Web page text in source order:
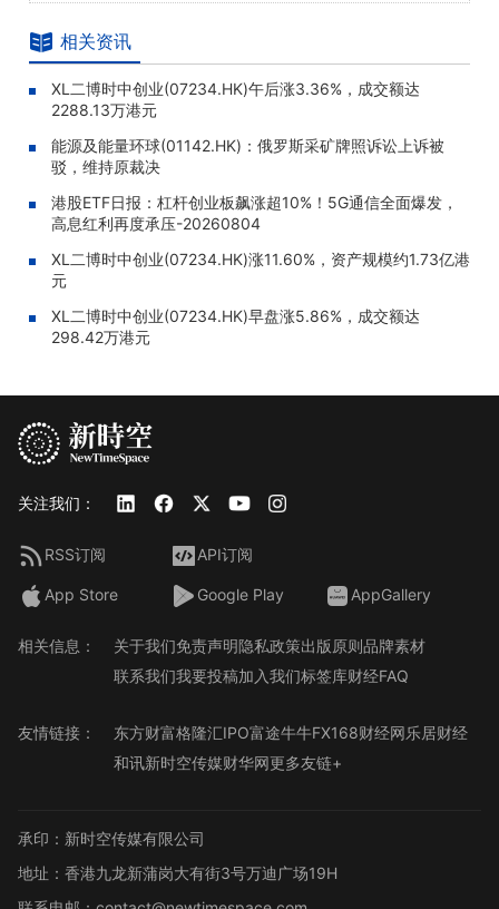
相关资讯
XL二博时中创业(07234.HK)午后涨3.36%，成交额达
2288.13万港元
能源及能量环球(01142.HK)：俄罗斯采矿牌照诉讼上诉被
驳，维持原裁决
港股ETF日报：杠杆创业板飙涨超10%！5G通信全面爆发，
高息红利再度承压-20260804
XL二博时中创业(07234.HK)涨11.60%，资产规模约1.73亿港
元
XL二博时中创业(07234.HK)早盘涨5.86%，成交额达
298.42万港元
关注我们：
RSS订阅 API订阅
App Store Google Play AppGallery
相关信息： 关于我们免责声明隐私政策出版原则品牌素材
联系我们我要投稿加入我们标签库财经FAQ
友情链接： 东方财富格隆汇IPO富途牛牛FX168财经网乐居财经
和讯新时空传媒财华网更多友链+
承印：新时空传媒有限公司
地址：香港九龙新蒲岗大有街3号万迪广场19H